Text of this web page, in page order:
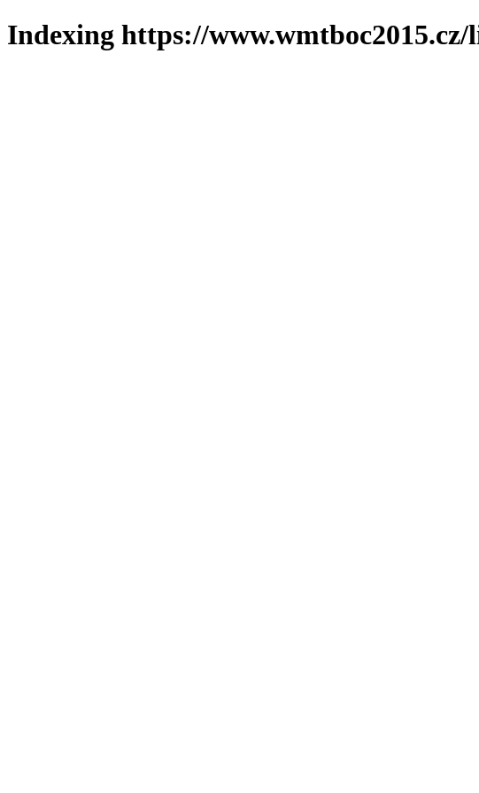
Indexing https://www.wmtboc2015.cz/